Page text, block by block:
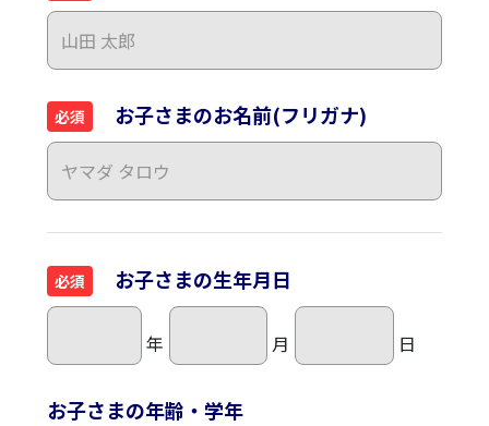
必須 お子さまのお名前(フリガナ)
必須 お子さまの生年月日
年 月 日
お子さまの年齢・学年